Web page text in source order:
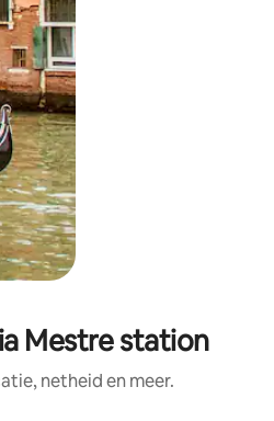
Mestre station
netheid en meer.